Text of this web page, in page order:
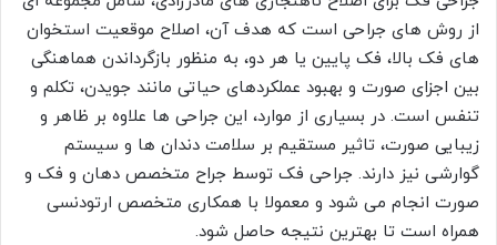
از روش های جراحی است که هدف آن، اصلاح موقعیت استخوان
های فک بالا، فک پایین یا هر دو، به منظور بازگرداندن هماهنگی
بین اجزای صورت و بهبود عملکردهای حیاتی مانند جویدن، تکلم و
تنفس است. در بسیاری از موارد، این جراحی ها علاوه بر ظاهر و
زیبایی صورت، تاثیر مستقیم بر سلامت دندان ها و سیستم
گوارشی نیز دارند. جراحی فک توسط جراح متخصص دهان و فک و
صورت انجام می شود و معمولا با همکاری متخصص ارتودنسی
همراه است تا بهترین نتیجه حاصل شود.